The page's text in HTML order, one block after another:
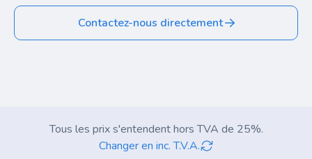
Contactez-nous directement
Tous les prix s'entendent hors TVA de 25%.
Changer en inc. T.V.A.